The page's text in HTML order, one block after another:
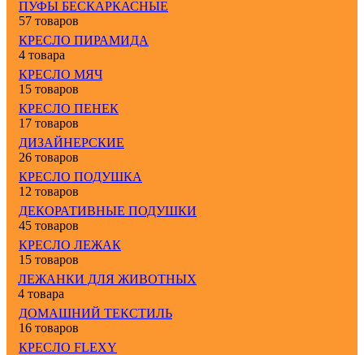
ПУФЫ БЕСКАРКАСНЫЕ
57 товаров
КРЕСЛО ПИРАМИДА
4 товара
КРЕСЛО МЯЧ
15 товаров
КРЕСЛО ПЕНЕК
17 товаров
ДИЗАЙНЕРСКИЕ
26 товаров
КРЕСЛО ПОДУШКА
12 товаров
ДЕКОРАТИВНЫЕ ПОДУШКИ
45 товаров
КРЕСЛО ЛЕЖАК
15 товаров
ЛЕЖАНКИ ДЛЯ ЖИВОТНЫХ
4 товара
ДОМАШНИЙ ТЕКСТИЛЬ
16 товаров
КРЕСЛО FLEXY